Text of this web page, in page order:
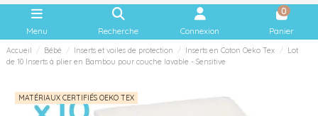
Menu Recherche Connexion
0
Panier
Accueil Bébé Inserts et voiles de protection Inserts en Coton Oeko Tex
Lot
de 10 Inserts à plier en Bambou pour couche lavable - Sensitive
MATÉRIAUX CERTIFIÉS OEKO TEX